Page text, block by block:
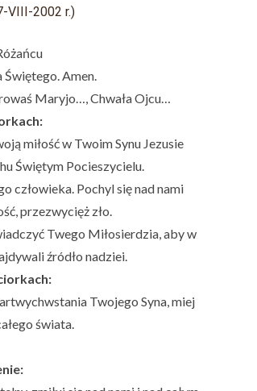
VIII-2002 r.)
Świętego. Amen.
Maryjo…, Chwała Ojcu…
miłość w Twoim Synu Jezusie
Świętym Pocieszycielu.
człowieka. Pochyl się nad nami
przezwycięż zło.
Twego Miłosierdzia, aby w
źródło nadziei.
Twojego Syna, miej
świata.